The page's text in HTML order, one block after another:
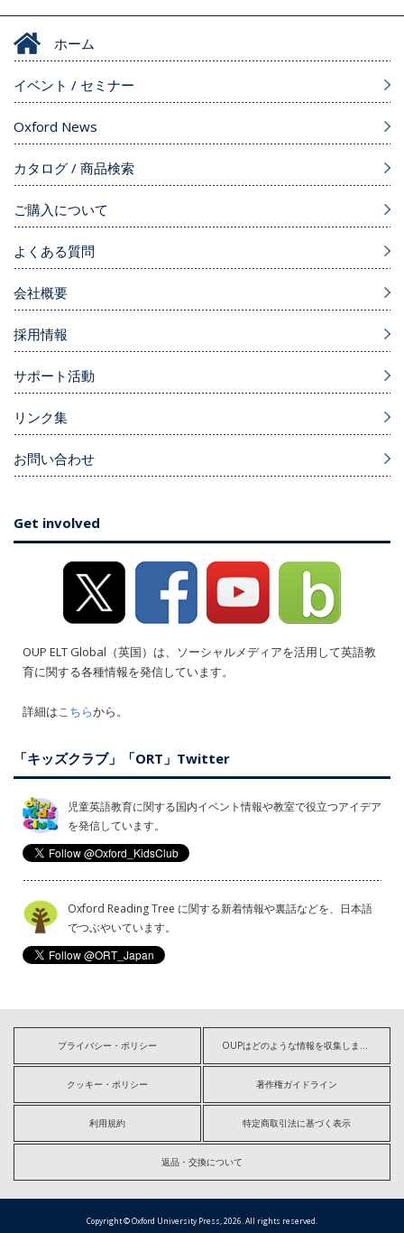
ホーム
イベント / セミナー
Oxford News
カタログ / 商品検索
ご購入について
よくある質問
会社概要
採用情報
サポート活動
リンク集
お問い合わせ
Get involved
OUP ELT Global（英国）は、ソーシャルメディアを活用して英語教
育に関する各種情報を発信しています。
詳細はこちらから。
「キッズクラブ」「ORT」Twitter
児童英語教育に関する国内イベント情報や教室で役立つアイデア
を発信しています。
Oxford Reading Tree に関する新着情報や裏話などを、日本語
でつぶやいています。
プライバシー・ポリシー OUPはどのような情報を収集しますか?
クッキー・ポリシー 著作権ガイドライン
利用規約 特定商取引法に基づく表示
返品・交換について
Copyright © Oxford University Press, 2026. All rights reserved.